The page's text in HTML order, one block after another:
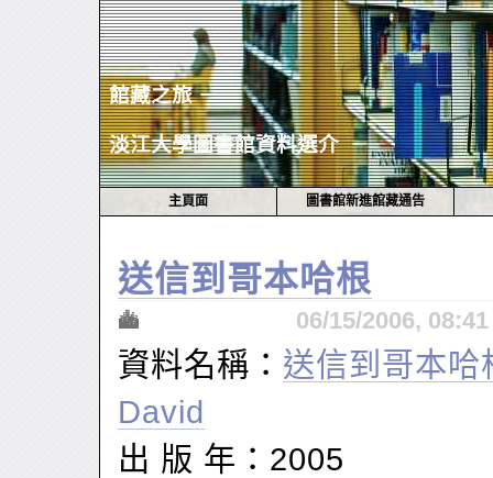
館藏之旅 －
淡江大學圖書館資料選介
主頁面 圖書館新進館藏通告
送信到哥本哈根
06/15/2006,
資料名稱： 送信到哥本哈
David
出 版 年：2005